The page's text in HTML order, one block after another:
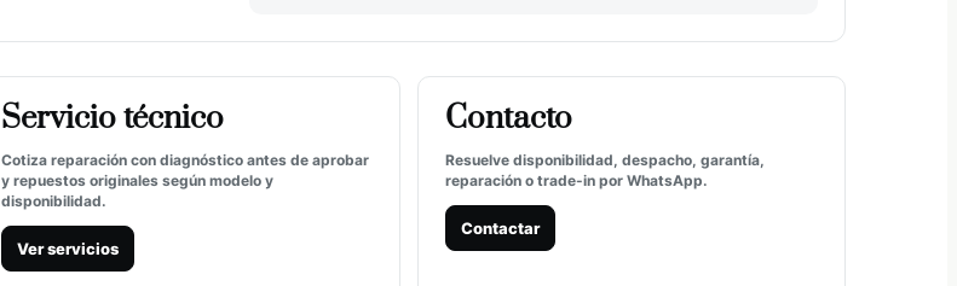
Servicio técnico
Cotiza reparación con diagnóstico antes de aprobar
y repuestos originales según modelo y
disponibilidad.
Ver servicios
Contacto
Resuelve disponibilidad, despacho, garantía,
reparación o trade-in por WhatsApp.
Contactar